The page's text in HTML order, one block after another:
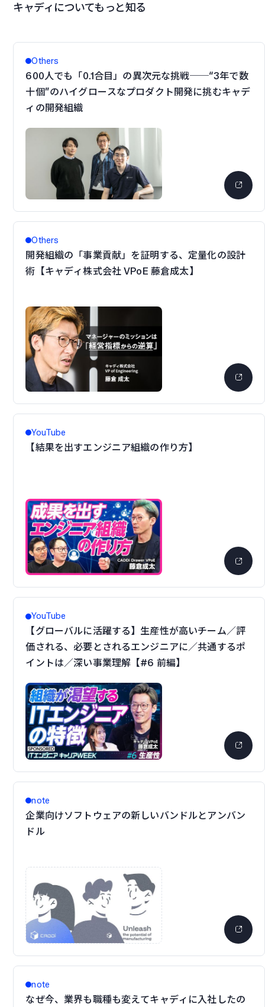
キャディについてもっと知る
Others
600人でも「0.1合目」の異次元な挑戦──“3年で数
十個”のハイグロースなプロダクト開発に挑むキャデ
ィの開発組織
Others
開発組織の「事業貢献」を証明する、定量化の設計
術【キャディ株式会社 VPoE 藤倉成太】
YouTube
【結果を出すエンジニア組織の作り方】
YouTube
【グローバルに活躍する】生産性が高いチーム／評
価される、必要とされるエンジニアに／共通するポ
イントは／深い事業理解【#6 前編】
note
企業向けソフトウェアの新しいバンドルとアンバン
ドル
note
なぜ今、業界も職種も変えてキャディに入社したの